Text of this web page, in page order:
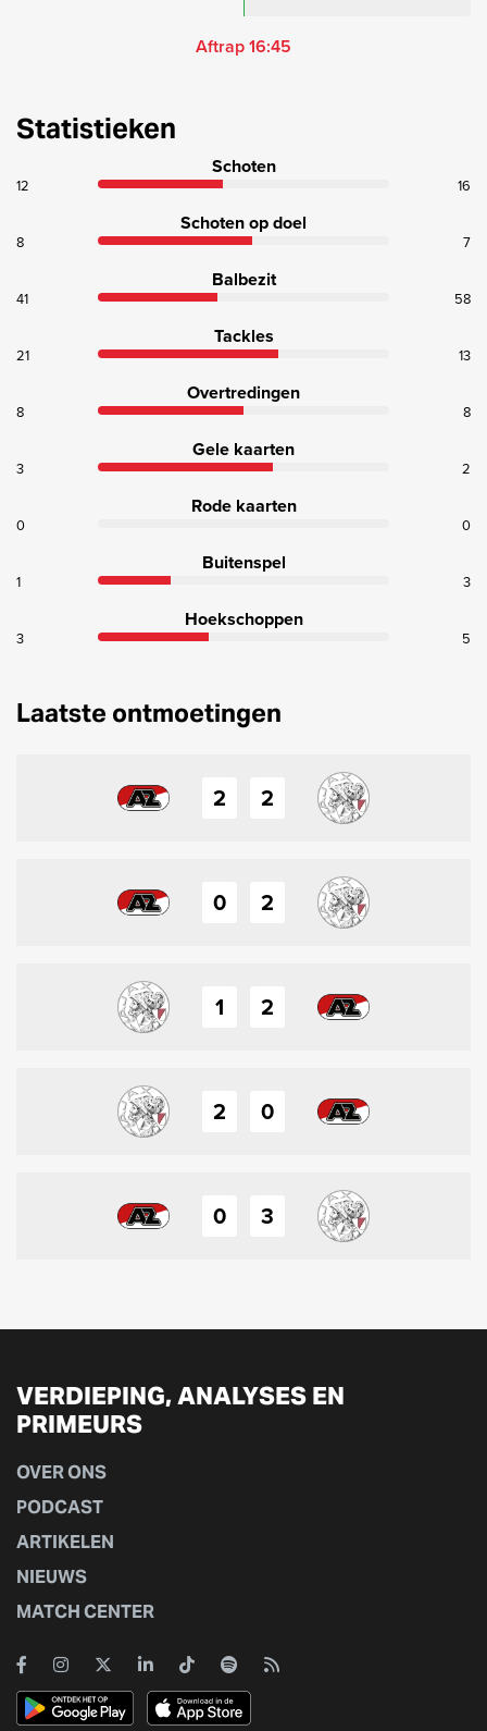
Aftrap 16:45
Statistieken
Schoten
12 16
Schoten op doel
8 7
Balbezit
41 58
Tackles
21 13
Overtredingen
8 8
Gele kaarten
3 2
Rode kaarten
0 0
Buitenspel
1 3
Hoekschoppen
3 5
Laatste ontmoetingen
2 2
0 2
1 2
2 0
0 3
VERDIEPING, ANALYSES EN
PRIMEURS
OVER ONS
PODCAST
ARTIKELEN
NIEUWS
MATCH CENTER